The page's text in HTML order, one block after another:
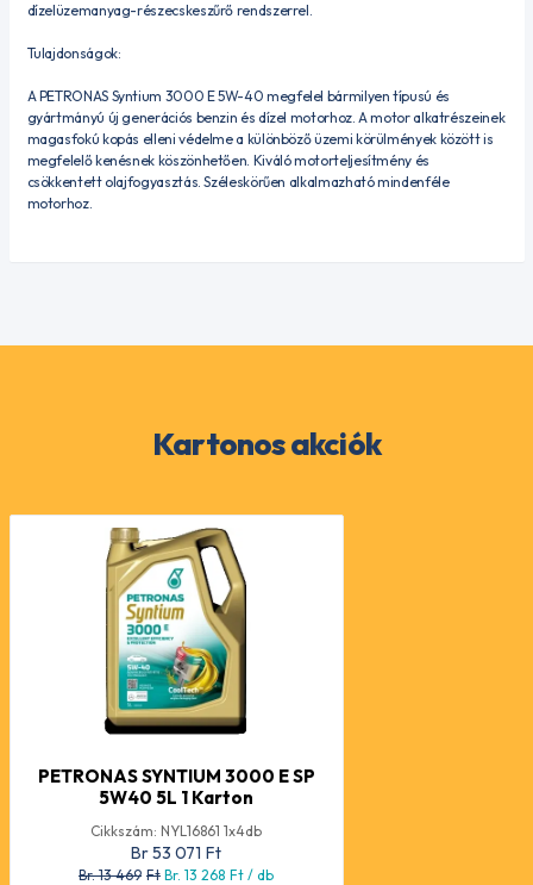
dízelüzemanyag-részecskeszűrő rendszerrel.
Tulajdonságok:
A PETRONAS Syntium 3000 E 5W-40 megfelel bármilyen típusú és
gyártmányú új generációs benzin és dízel motorhoz. A motor alkatrészeinek
magasfokú kopás elleni védelme a különböző üzemi körülmények között is
megfelelő kenésnek köszönhetően. Kiváló motorteljesítmény és
csökkentett olajfogyasztás. Széleskörűen alkalmazható mindenféle
motorhoz.
Kartonos akciók
PETRONAS SYNTIUM 3000 E SP
5W40 5L 1 Karton
Cikkszám: NYL16861 1x4db
Br 53 071 Ft
Br. 13 469 Ft Br. 13 268 Ft / db